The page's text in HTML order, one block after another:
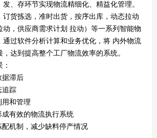
、存环节实现物流精细化、精益化管理。
订货拣选，准时出货，按序出库，动态拉动
动，供应商需求计划 拉动）等一系列智能物
通过软件分析计算和业务优化，将 内外物流
达到提高整个工厂物流效率的系统。
据滞后
追踪
用和管理
有效的物流执行系统
机制，减少缺料停产情况